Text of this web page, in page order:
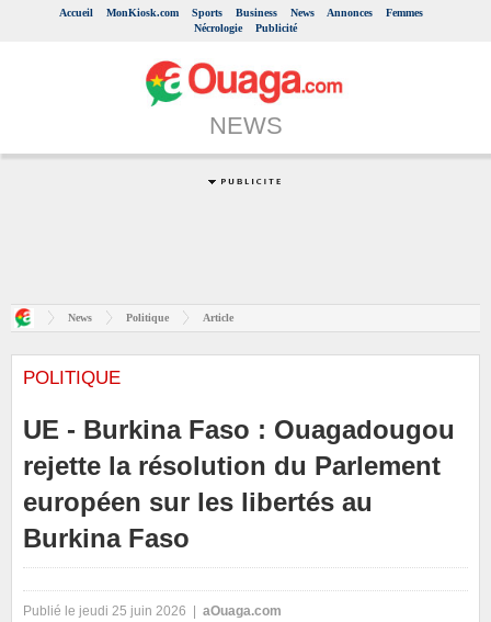
Accueil MonKiosk.com Sports Business News Annonces
Femmes
Nécrologie
Publicité
NEWS
News Politique Article
POLITIQUE
UE - Burkina Faso : Ouagadougou
rejette la résolution du Parlement
européen sur les libertés au
Burkina Faso
Publié le jeudi 25 juin 2026 | aOuaga.com